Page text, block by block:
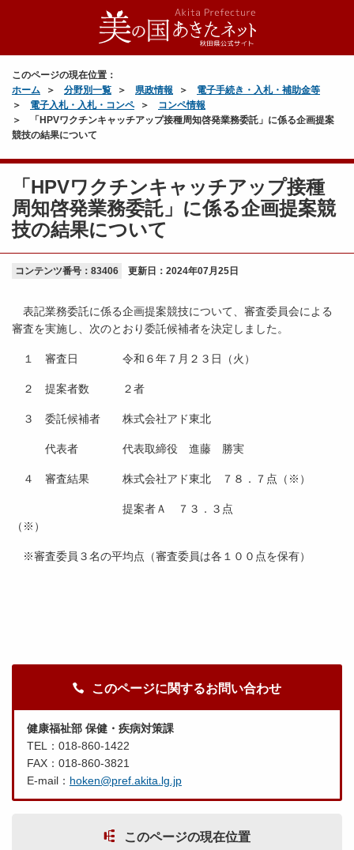
このページの現在位置：
ホーム
分野別一覧 県政情報
電子手続き・入札・補助金等
電子入札・入札・コンペ
コンペ情報
「HPVワクチンキャッチアップ接種周知啓発業務委託」に係る企画提案
競技の結果について
「HPVワクチンキャッチアップ接種
周知啓発業務委託」に係る企画提案競
技の結果について
コンテンツ番号：83406 更新日： 2024年07月25日
表記業務委託に係る企画提案競技について、審査委員会による
審査を実施し、次のとおり委託候補者を決定しました。
１ 審査日 令和６年７月２３日（火）
２ 提案者数 ２者
３ 委託候補者 株式会社アド東北
代表者 代表取締役 進藤 勝実
４ 審査結果 株式会社アド東北 ７８．７点（※）
提案者Ａ ７３．３点
（※）
※審査委員３名の平均点（審査委員は各１００点を保有）
このページに関するお問い合わせ
健康福祉部 保健・疾病対策課
TEL：018-860-1422
FAX：018-860-3821
E-mail： hoken@pref.akita.lg.jp
このページの現在位置